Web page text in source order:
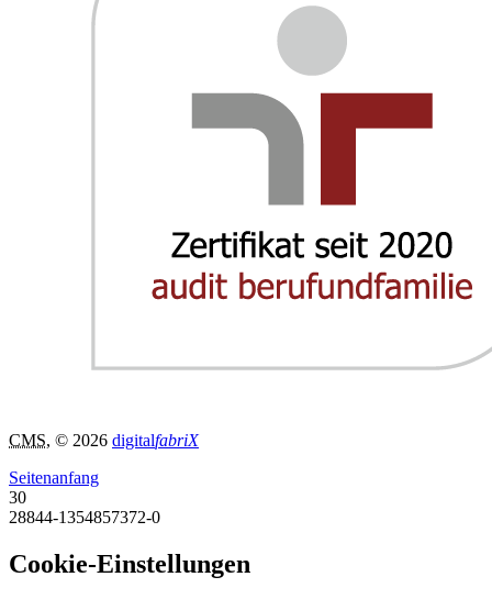
CMS, © 2026 digitalfabriX
Seitenanfang
30
28844-1354857372-0
Cookie-Einstellungen